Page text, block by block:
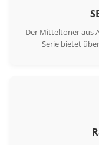
Der Mitteltöner aus
Serie bietet